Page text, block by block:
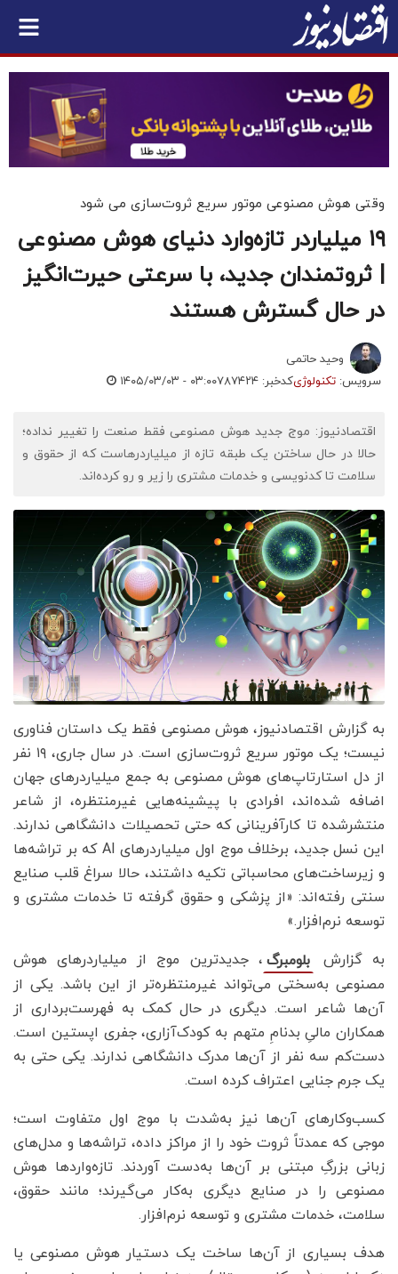
وقتی هوش مصنوعی موتور سریع ثروت‌سازی می شود
۱۹ میلیاردر تازه‌وارد دنیای هوش مصنوعی
| ثروتمندان جدید، با سرعتی حیرت‌انگیز
در حال گسترش هستند
وحید حاتمی
سرویس: تکنولوژیکدخبر: ۷۸۷۴۲۴ ۱۴۰۵/۰۳/۰۳ - ۰۳:۰۰
اقتصادنیوز: موج جدید هوش مصنوعی فقط صنعت را تغییر نداده؛
حالا در حال ساختن یک طبقه تازه از میلیاردرهاست که از حقوق و
سلامت تا کدنویسی و خدمات مشتری را زیر و رو کرده‌اند.
به گزارش اقتصادنیوز، هوش مصنوعی فقط یک داستان فناوری
نیست؛ یک موتور سریع ثروت‌سازی است. در سال جاری، ۱۹ نفر
از دل استارتاپ‌های هوش مصنوعی به جمع میلیاردرهای جهان
اضافه شده‌اند، افرادی با پیشینه‌هایی غیرمنتظره، از شاعر
منتشرشده تا کارآفرینانی که حتی تحصیلات دانشگاهی ندارند.
این نسل جدید، برخلاف موج اول میلیاردرهای AI که بر تراشه‌ها
و زیرساخت‌های محاسباتی تکیه داشتند، حالا سراغ قلب صنایع
سنتی رفته‌اند: «از پزشکی و حقوق گرفته تا خدمات مشتری و
توسعه نرم‌افزار.»
به گزارش
بلومبرگ ، جدیدترین موج از میلیاردرهای هوش
مصنوعی به‌سختی می‌تواند غیرمنتظره‌تر از این باشد. یکی از
آن‌ها شاعر است. دیگری در حال کمک به فهرست‌برداری از
همکاران مالیِ بدنامِ متهم به کودک‌آزاری، جفری اپستین است.
دست‌کم سه نفر از آن‌ها مدرک دانشگاهی ندارند. یکی حتی به
یک جرم جنایی اعتراف کرده است.
کسب‌وکارهای آن‌ها نیز به‌شدت با موج اول متفاوت است؛
موجی که عمدتاً ثروت خود را از مراکز داده، تراشه‌ها و مدل‌های
زبانی بزرگِ مبتنی بر آن‌ها به‌دست آوردند. تازه‌واردها هوش
مصنوعی را در صنایع دیگری به‌کار می‌گیرند؛ مانند حقوق،
سلامت، خدمات مشتری و توسعه نرم‌افزار.
هدف بسیاری از آن‌ها ساخت یک دستیار هوش مصنوعی یا